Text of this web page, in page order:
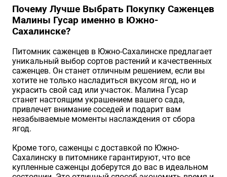
Почему Лучше Выбрать Покупку Саженцев
Малины Гусар именно в Южно-
Сахалинске?
Питомник саженцев в Южно-Сахалинске предлагает
уникальный выбор сортов растений и качественных
саженцев. Он станет отличным решением, если вы
хотите не только насладиться вкусом ягод, но и
украсить свой сад или участок. Малина Гусар
станет настоящим украшением вашего сада,
привлечет внимание соседей и подарит вам
незабываемые моменты наслаждения от сбора
ягод.
Кроме того, саженцы с доставкой по Южно-
Сахалинску в питомнике гарантируют, что все
купленные саженцы доберутся до вас в идеальном